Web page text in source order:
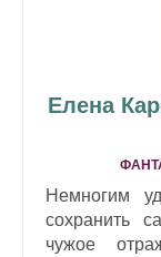
Елена
Немногим
сохранить
чужое